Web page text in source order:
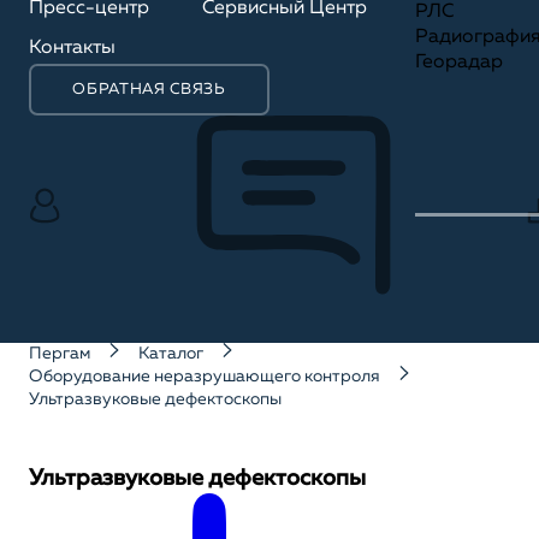
Пресс-центр Сервисный Центр
Контакты
ОБРАТНАЯ СВЯЗЬ
РЛС
Георадар
Пергам
Каталог
Оборудование неразрушающего контроля
Ультразвуковые дефектоскопы
Ультразвуковые дефектоскопы